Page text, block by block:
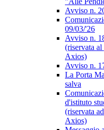
Avviso n.
09/03/'26
Avviso n.
(riservata
Axios)
Avviso n.
La Porta
salva
d'istituto
(riservata
Axios)